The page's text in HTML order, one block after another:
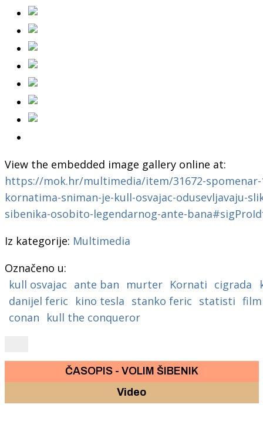
View the embedded image gallery online at:
https://mok.hr/multimedia/item/31672-
kornatima-sniman-je-kull-osvajac-odusevljavaju-
sibenika-osobito-legendarnog-ante-
Iz kategorije: Multimedia
Označeno u:
kull osvajac ante ban murter Kornati cigrada
danijel feric
kino tesla stanko feric statisti film
conan
kull the conqueror
ČASOPIS - VOLIM ŠIBENIK
Video